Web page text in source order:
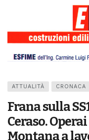
ATTUALITÀ CRONACA
Frana sulla
Ceraso.
Montana a